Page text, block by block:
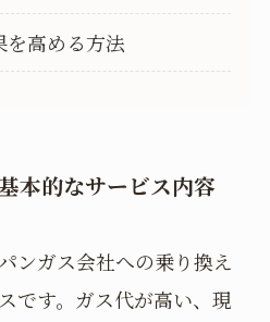
を高める方法
本的なサービス内容
ンガス会社への乗り換え
です。ガス代が高い、現